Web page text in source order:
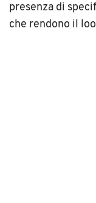
presenza di
che rendono il